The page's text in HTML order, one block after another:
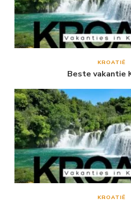
KROATIË
Beste vakantie
KROATIË